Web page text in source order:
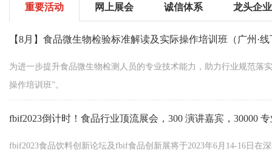
重要活动 网上展会 诚信体系 龙头企业
【8月】食品微生物检验标准解读及实际操作培训班（广州·
为进一步提升食品微生物检测人员的专业技术能力，助力行业规范落
操作培训班”。
fbif2023倒计时！食品行业顶流展会，300 演讲嘉宾，30000
fbif2023食品饮料创新论坛及fbif食品创新展将于2023年6月14-16日